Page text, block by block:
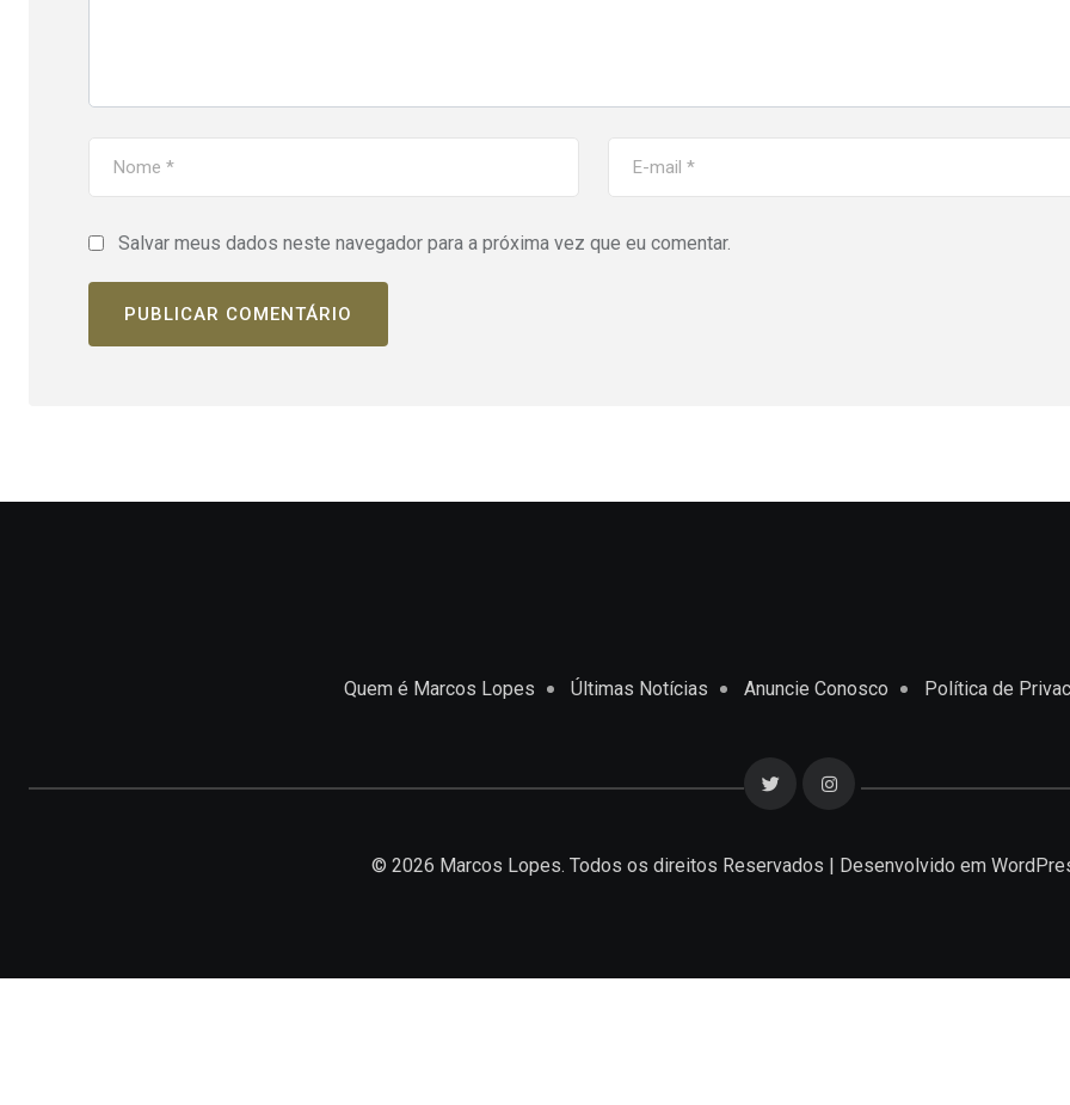
Salvar meus dados neste navegador para a próxima vez que eu comentar.
Quem é Marcos Lopes Últimas Notícias Anuncie Conosco Política de
© 2026 Marcos Lopes. Todos os direitos Reservados | Desenvolvido em